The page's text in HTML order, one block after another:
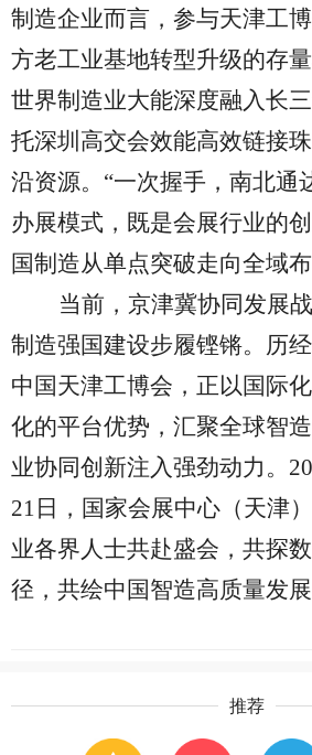
制造企业而言，参与天津工
方老工业基地转型升级的存
世界制造业大能深度融入长
托深圳高交会效能高效链接
沿资源。“一次握手，南北通
办展模式，既是会展行业的
国制造从单点突破走向全域
当前，京津冀协同发展
制造强国建设步履铿锵。历
中国天津工博会，正以国际
化的平台优势，汇聚全球智
业协同创新注入强劲动力。
21日，国家会展中心（天津
业各界人士共赴盛会，共探
径，共绘中国智造高质量发展
推荐